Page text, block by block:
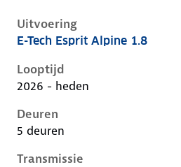
Uitvoering
Renault Clio vi, 1.8, 116 kW,
E-Tech Esprit Alpine 1.8
Looptijd
2026 - heden
Deuren
5 deuren
Transmissie